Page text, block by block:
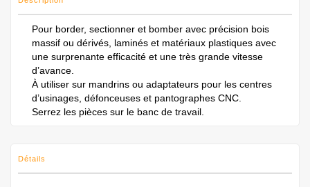
Pour border, sectionner et bomber avec précision bois
massif ou dérivés, laminés et matériaux plastiques avec
une surprenante efficacité et une très grande vitesse
d’avance.
À utiliser sur mandrins ou adaptateurs pour les centres
d’usinages, défonceuses et pantographes CNC.
Serrez les pièces sur le banc de travail.
Détails